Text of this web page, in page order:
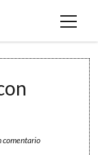
open
comentario